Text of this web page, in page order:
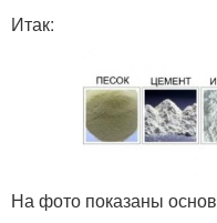
Итак:
На фото показаны